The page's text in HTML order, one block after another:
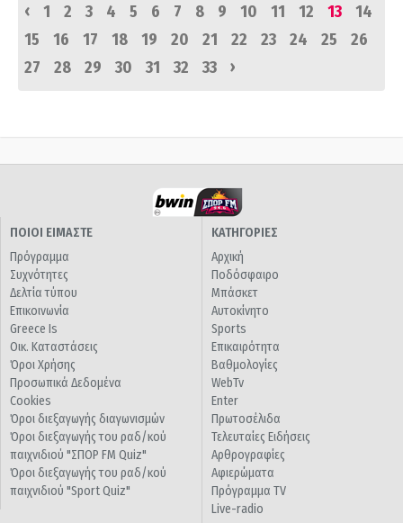
‹
1 2 3 4 5 6 7 8 9 10 11 12 13
14
15
16 17 18 19 20 21 22 23 24 25
26
27
28 29 30 31 32 33 ›
ΠΟΙΟΙ ΕΙΜΑΣΤΕ
Πρόγραμμα
Συχνότητες
Δελτία τύπου
Επικοινωνία
Greece Is
Οικ. Καταστάσεις
Όροι Χρήσης
Προσωπικά Δεδομένα
Cookies
Όροι διεξαγωγής διαγωνισμών
Όροι διεξαγωγής του ραδ/κού
παιχνιδιού "ΣΠΟΡ FM Quiz"
Όροι διεξαγωγής του ραδ/κού
παιχνιδιού "Sport Quiz"
ΚΑΤΗΓΟΡΙΕΣ
Αρχική
Ποδόσφαιρο
Μπάσκετ
Αυτοκίνητο
Sports
Επικαιρότητα
Βαθμολογίες
WebTv
Enter
Πρωτοσέλιδα
Τελευταίες Ειδήσεις
Αρθρογραφίες
Αφιερώματα
Πρόγραμμα TV
Live-radio